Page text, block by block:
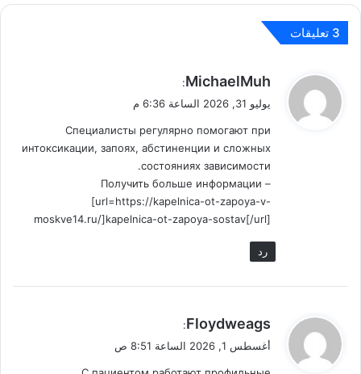
‫3 تعليقات
ي
ل
MichaelMuh
:
يوليو 31, 2026 الساعة 6:36 م
Специалисты регулярно помогают при
интоксикации, запоях, абстиненции и сложных
состояниях зависимости.
Получить больше информации –
[url=https://kapelnica-ot-zapoya-v-
moskve14.ru/]kapelnica-ot-zapoya-sostav[/url]
رد
ي
ق
Floydweags
:
أغسطس 1, 2026 الساعة 8:51 ص